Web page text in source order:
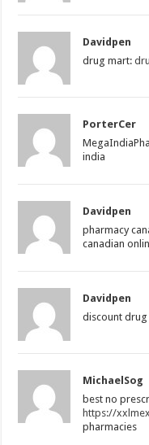
Davidpen
drug mart:
PorterCer
india
Davidpen
pharmacy
canadian
Davidpen
discount
MichaelSog
best no
https://
pharmacies